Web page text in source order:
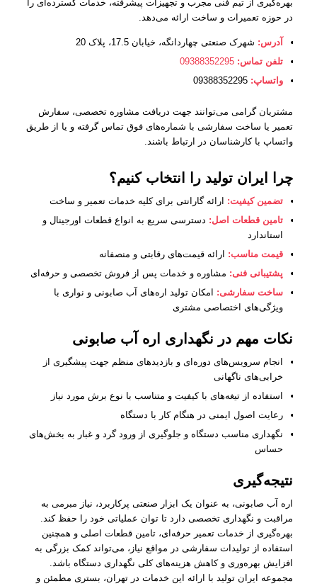
بهره‌گیری از تیم فنی مجرب و تجهیزات پیشرفته، خدمات گسترده‌ای را
در حوزه تعمیرات و ساخت ارائه می‌دهد.
آدرس: شهرک صنعتی چهاردانگه، خیابان 17.5، پلاک 20
تلفن تماس: 09388352295
واتساپ:
مشتریان گرامی می‌توانند جهت دریافت مشاوره تخصصی، سفارش
تعمیر یا ساخت سفارشی با شماره‌های فوق تماس گرفته و یا از طریق
واتساپ با کارشناسان در ارتباط باشند.
چرا ایران تولید را انتخاب کنیم؟
تضمین کیفیت: ارائه گارانتی برای کلیه خدمات تعمیر و ساخت
تامین قطعات اصل: دسترسی سریع به انواع قطعات اورجینال و
استاندارد
قیمت مناسب: ارائه قیمت‌های رقابتی و منصفانه
پشتیبانی فنی: مشاوره و خدمات پس از فروش تخصصی و حرفه‌ای
ساخت سفارشی: امکان تولید اره‌های آب صابونی و نواری با
ویژگی‌های اختصاصی مشتری
نکات مهم در نگهداری اره آب صابونی
انجام سرویس‌های دوره‌ای و بازدیدهای منظم جهت پیشگیری از
خرابی‌های ناگهانی
استفاده از تیغه‌های با کیفیت و متناسب با نوع برش مورد نیاز
رعایت اصول ایمنی در هنگام کار با دستگاه
نگهداری مناسب دستگاه و جلوگیری از ورود گرد و غبار به بخش‌های
حساس
نتیجه‌گیری
اره آب صابونی، به عنوان یک ابزار صنعتی پرکاربرد، نیاز مبرمی به
مراقبت و نگهداری تخصصی دارد تا توان عملیاتی خود را حفظ کند.
بهره‌گیری از خدمات تعمیر حرفه‌ای، تامین قطعات اصلی و همچنین
استفاده از تولیدات سفارشی در مواقع نیاز، می‌تواند کمک بزرگی به
افزایش بهره‌وری و کاهش هزینه‌های کلی نگهداری دستگاه باشد.
مجموعه ایران تولید با ارائه این خدمات در تهران، بستری مطمئن و